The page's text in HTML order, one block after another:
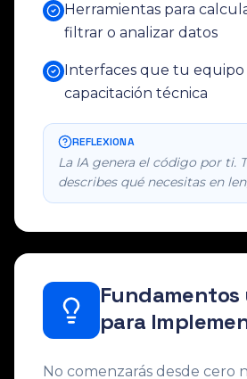
Herramientas para
filtrar o analizar datos
Interfaces que tu
capacitación técnica
REFLEXIONA
La IA genera el código por ti.
describes qué necesitas en
Fundamentos
para
No comenzarás desde cero